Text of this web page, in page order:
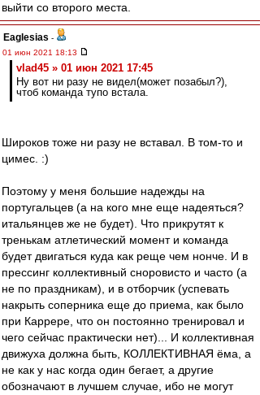
выйти со второго места.
Eaglesias -
01 июн 2021 18:13
vlad45 » 01 июн 2021 17:45
Ну вот ни разу не видел(может позабыл?),
чтоб команда тупо встала.
Широков тоже ни разу не вставал. В том-то и
цимес. :)
Поэтому у меня большие надежды на
португальцев (а на кого мне еще надеяться?
итальянцев же не будет). Что прикрутят к
тренькам атлетический момент и команда
будет двигаться куда как реще чем нонче. И в
прессинг коллективный сноровисто и часто (а
не по праздникам), и в отборчик (успевать
накрыть соперника еще до приема, как было
при Каррере, что он постоянно тренировал и
чего сейчас практически нет)... И коллективная
движуха должна быть, КОЛЛЕКТИВНАЯ ёма, а
не как у нас когда один бегает, а другие
обозначают в лучшем случае, ибо не могут